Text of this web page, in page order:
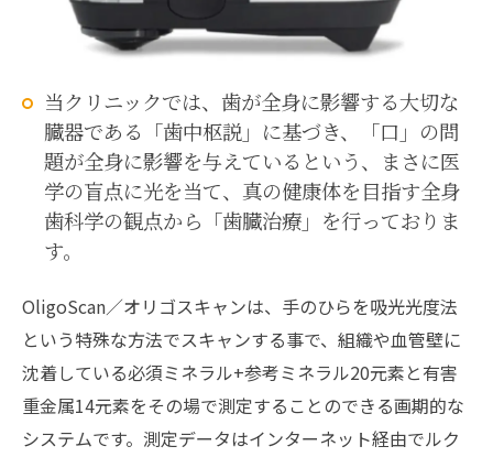
当クリニックでは、歯が全身に影響する大切な
臓器である「歯中枢説」に基づき、「口」の問
題が全身に影響を与えているという、まさに医
学の盲点に光を当て、真の健康体を目指す全身
歯科学の観点から「歯臓治療」を行っておりま
す。
OligoScan／オリゴスキャンは、手のひらを吸光光度法
という特殊な方法でスキャンする事で、組織や血管壁に
沈着している必須ミネラル+参考ミネラル20元素と有害
重金属14元素をその場で測定することのできる画期的な
システムです。測定データはインターネット経由でルク